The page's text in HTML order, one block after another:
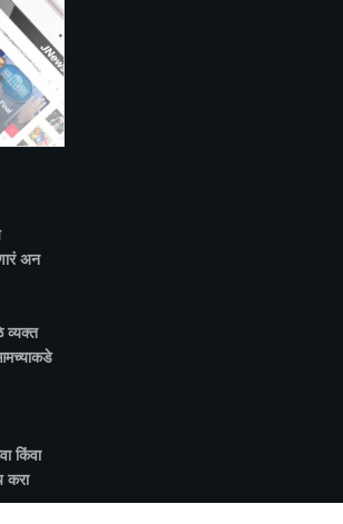
अन
व्यक्त
किंवा
करा